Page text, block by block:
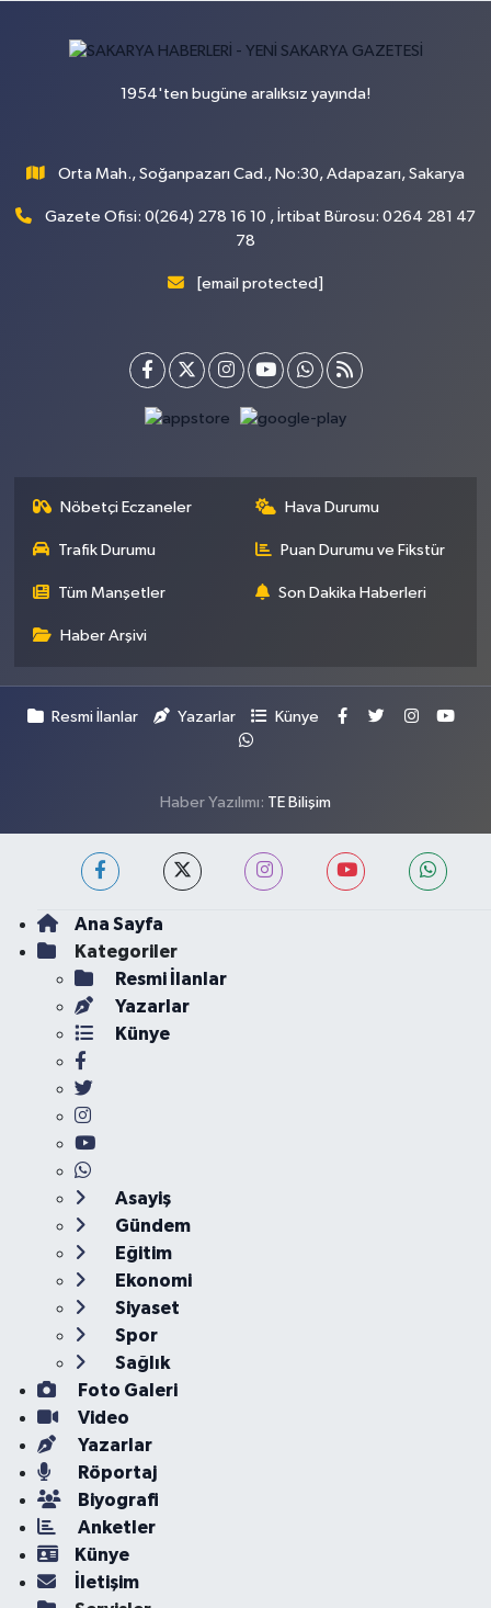
1954'ten bugüne aralıksız yayında!
Orta Mah., Soğanpazarı Cad., No:30, Adapazarı, Sakarya
Gazete Ofisi: 0(264) 278 16 10 , İrtibat Bürosu: 0264 281 47
78
[email protected]
Nöbetçi Eczaneler Hava Durumu
Trafik Durumu Puan Durumu ve Fikstür
Tüm Manşetler Son Dakika Haberleri
Haber Arşivi
Resmi İlanlar Yazarlar Künye
Haber Yazılımı: TE Bilişim
Ana Sayfa
Kategoriler
Resmi İlanlar
Yazarlar
Künye
Asayiş
Gündem
Eğitim
Ekonomi
Siyaset
Spor
Sağlık
Foto Galeri
Video
Yazarlar
Röportaj
Biyografi
Anketler
Künye
İletişim